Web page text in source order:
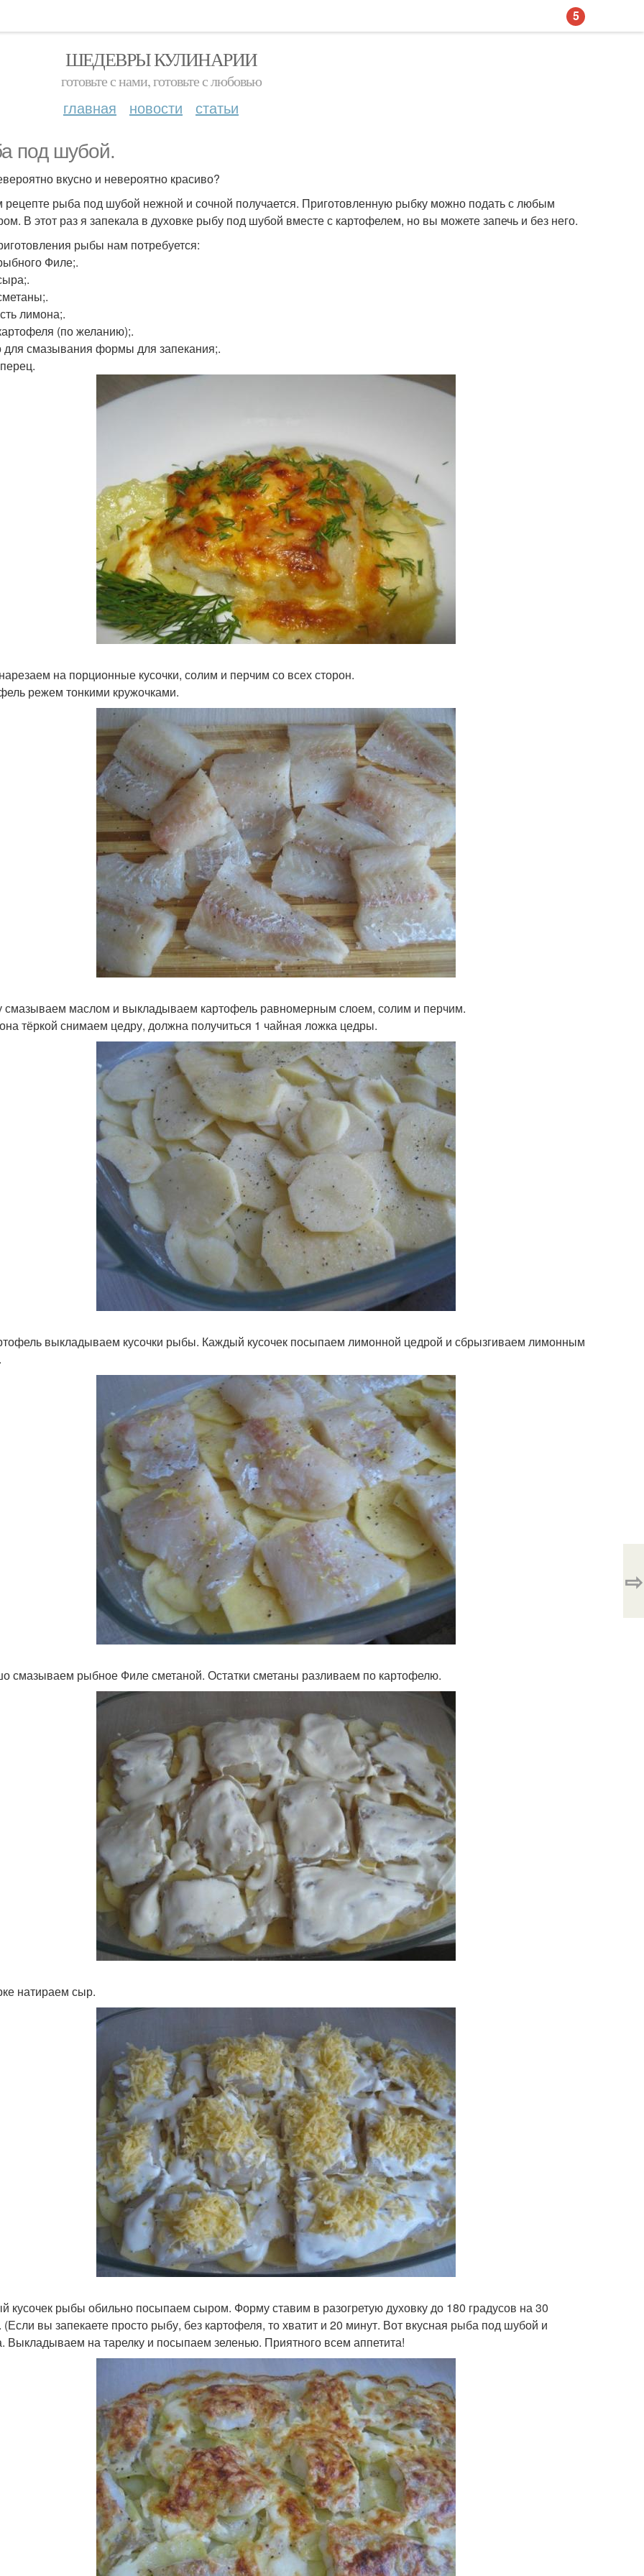
ШЕДЕВРЫ КУЛИНАРИИ
готовьте с нами, готовьте с любовью
главная новости статьи
под шубой.
вкусно и невероятно красиво?
рецепте рыба под шубой нежной и сочной получается. Приготовленную рыбку можно подать с любым
В этот раз я запекала в духовке рыбу под шубой вместе с картофелем, но вы можете запечь и без него.
рыбы нам потребуется:
Филе;.
лимона;.
(по желанию);.
для смазывания формы для запекания;.
на порционные кусочки, солим и перчим со всех сторон.
режем тонкими кружочками.
смазываем маслом и выкладываем картофель равномерным слоем, солим и перчим.
тёркой снимаем цедру, должна получиться 1 чайная ложка цедры.
выкладываем кусочки рыбы. Каждый кусочек посыпаем лимонной цедрой и сбрызгиваем лимонным
смазываем рыбное Филе сметаной. Остатки сметаны разливаем по картофелю.
натираем сыр.
кусочек рыбы обильно посыпаем сыром. Форму ставим в разогретую духовку до 180 градусов на 30
(Если вы запекаете просто рыбу, без картофеля, то хватит и 20 минут. Вот вкусная рыба под шубой и
Выкладываем на тарелку и посыпаем зеленью. Приятного всем аппетита!
⇨
5